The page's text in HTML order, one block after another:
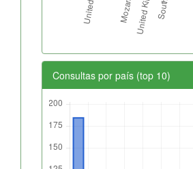
Consultas por país (top 10)